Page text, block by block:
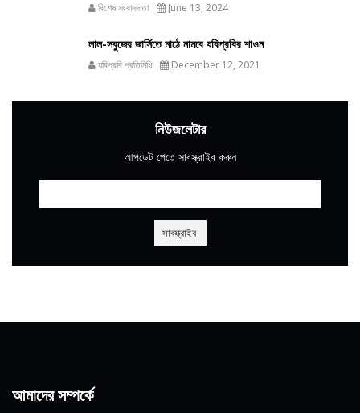
বিশেষ সংবাদদাতা June 13, 2024
লাল-সবুজের জার্সিতে মাঠে নামবে যবিপ্রবির শাওন
যবিপ্রবি প্রতিনিধি December 12, 2021
নিউজলেটার
আপডেট পেতে সাবস্ক্রাইব করুন
আমাদের সম্পর্কে